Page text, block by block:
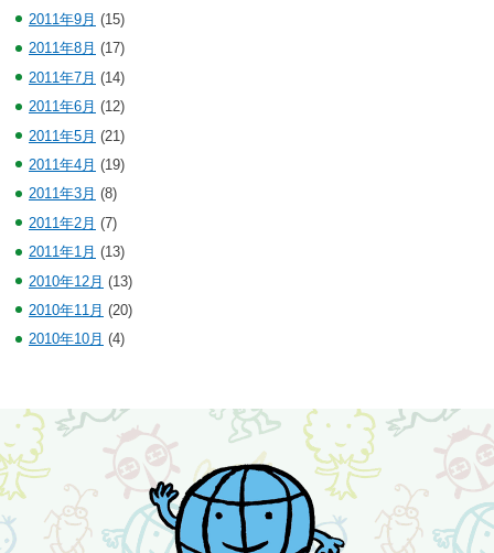
2011年9月 (15)
2011年8月 (17)
2011年7月 (14)
2011年6月 (12)
2011年5月 (21)
2011年4月 (19)
2011年3月 (8)
2011年2月 (7)
2011年1月 (13)
2010年12月 (13)
2010年11月 (20)
2010年10月 (4)